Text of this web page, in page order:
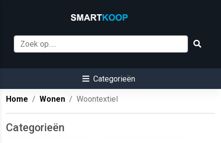
Categorieën
Home Wonen Woontextiel
Categorieën